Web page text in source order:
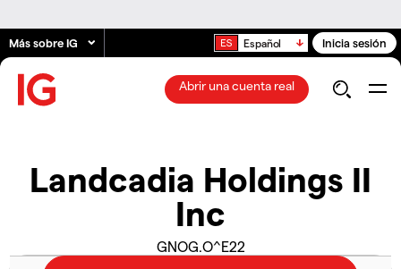
Más sobre IG Español Inicia sesión
Abrir una cuenta real
Landcadia Holdings II
Inc
GNOG.O^E22